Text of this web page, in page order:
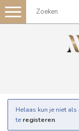
Toggle
navigation
Helaas kun je niet
te registeren.